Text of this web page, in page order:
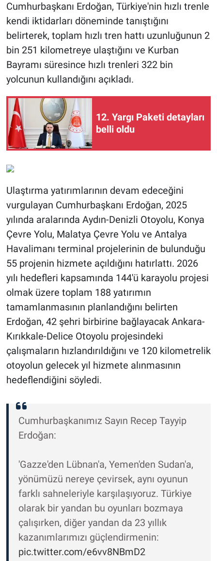
Cumhurbaşkanı Erdoğan, Türkiye'nin hızlı trenle
kendi iktidarları döneminde tanıştığını
belirterek, toplam hızlı tren hattı uzunluğunun 2
bin 251 kilometreye ulaştığını ve Kurban
Bayramı süresince hızlı trenleri 322 bin
yolcunun kullandığını açıkladı.
12. Yargı Paketi detayları
belli oldu
Ulaştırma yatırımlarının devam edeceğini
vurgulayan Cumhurbaşkanı Erdoğan, 2025
yılında aralarında Aydın-Denizli Otoyolu, Konya
Çevre Yolu, Malatya Çevre Yolu ve Antalya
Havalimanı terminal projelerinin de bulunduğu
55 projenin hizmete açıldığını hatırlattı. 2026
yılı hedefleri kapsamında 144'ü karayolu projesi
olmak üzere toplam 188 yatırımın
tamamlanmasının planlandığını belirten
Erdoğan, 42 şehri birbirine bağlayacak Ankara-
Kırıkkale-Delice Otoyolu projesindeki
çalışmaların hızlandırıldığını ve 120 kilometrelik
otoyolun gelecek yıl hizmete alınmasının
hedeflendiğini söyledi.
Cumhurbaşkanımız Sayın Recep Tayyip
Erdoğan:
'Gazze'den Lübnan'a, Yemen'den Sudan'a,
yönümüzü nereye çevirsek, aynı oyunun
farklı sahneleriyle karşılaşıyoruz. Türkiye
olarak bir yandan bu oyunları bozmaya
çalışırken, diğer yandan da 23 yıllık
kazanımlarımızı güçlendirmenin:
pic.twitter.com/e6vv8NBmD2